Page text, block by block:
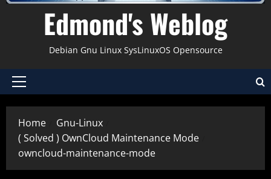
Edmond's Weblog
Debian Gnu Linux SysLinuxOS Opensource
Menu
Home
Gnu-Linux
( Solved ) OwnCloud Maintenance Mode
owncloud-maintenance-mode